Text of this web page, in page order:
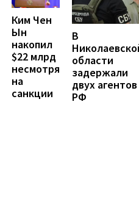
Ким Чен
Ын
накопил
$22 млрд
несмотря
на
санкции
В
области
задержали
двух агентов
РФ